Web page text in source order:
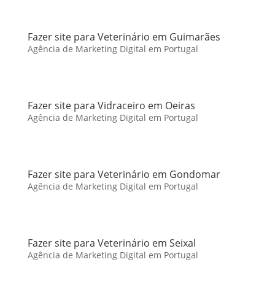
Fazer site para Veterinário em Guimarães
Agência de Marketing Digital em Portugal
Fazer site para Vidraceiro em Oeiras
Agência de Marketing Digital em Portugal
Fazer site para Veterinário em Gondomar
Agência de Marketing Digital em Portugal
Fazer site para Veterinário em Seixal
Agência de Marketing Digital em Portugal